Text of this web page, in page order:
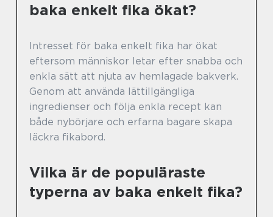
baka enkelt fika ökat?
Intresset för baka enkelt fika har ökat
eftersom människor letar efter snabba och
enkla sätt att njuta av hemlagade bakverk.
Genom att använda lättillgängliga
ingredienser och följa enkla recept kan
både nybörjare och erfarna bagare skapa
läckra fikabord.
Vilka är de populäraste
typerna av baka enkelt fika?